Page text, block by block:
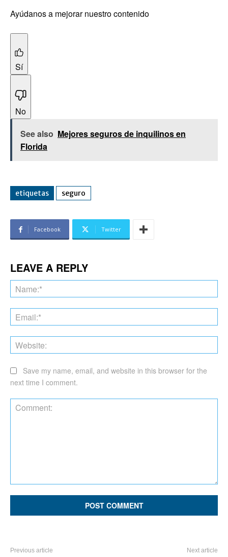
Ayúdanos a mejorar nuestro contenido
Sí
No
See also Mejores seguros de inquilinos en
Florida
etiquetas seguro
Facebook Twitter
LEAVE A REPLY
Save my name, email, and website in this browser for the
next time I comment.
Previous article Next article